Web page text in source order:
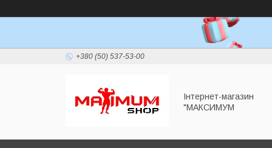
+380 (50) 537-53-00
Інтернет-магазин
"МАКСИМУМ